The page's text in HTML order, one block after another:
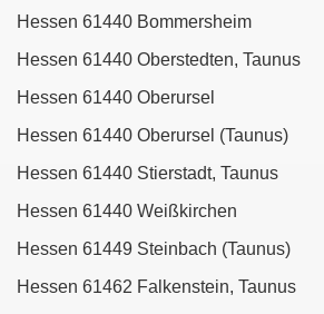
Hessen 61440 Bommersheim
Hessen 61440 Oberstedten, Taunus
Hessen 61440 Oberursel
Hessen 61440 Oberursel (Taunus)
Hessen 61440 Stierstadt, Taunus
Hessen 61440 Weißkirchen
Hessen 61449 Steinbach (Taunus)
Hessen 61462 Falkenstein, Taunus